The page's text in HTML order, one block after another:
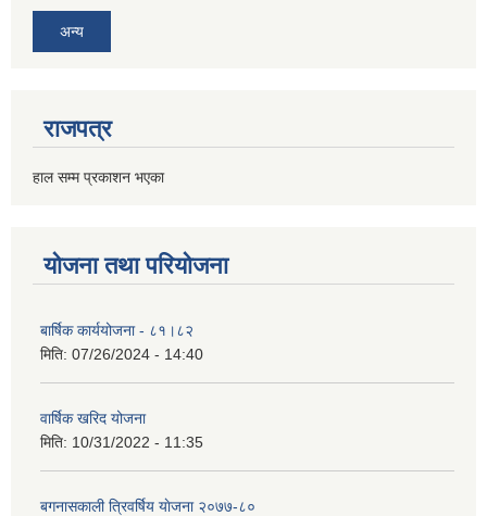
अन्य
राजपत्र
हाल सम्म प्रकाशन भएका
योजना तथा परियोजना
बार्षिक कार्ययोजना - ८१।८२
मिति: 07/26/2024 - 14:40
वार्षिक खरिद योजना
मिति: 10/31/2022 - 11:35
बगनासकाली त्रिवर्षिय याेजना २०७७-८०